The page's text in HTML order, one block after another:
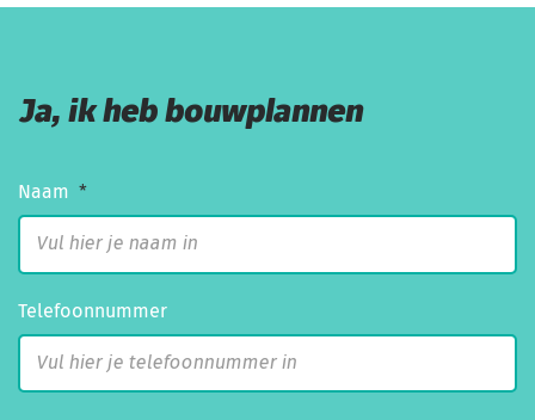
Ja, ik heb bouwplannen
Naam *
Telefoonnummer